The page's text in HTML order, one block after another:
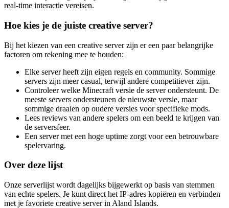
real-time interactie vereisen.
Hoe kies je de juiste creative server?
Bij het kiezen van een creative server zijn er een paar belangrijke
factoren om rekening mee te houden:
Elke server heeft zijn eigen regels en community. Sommige
servers zijn meer casual, terwijl andere competitiever zijn.
Controleer welke Minecraft versie de server ondersteunt. De
meeste servers ondersteunen de nieuwste versie, maar
sommige draaien op oudere versies voor specifieke mods.
Lees reviews van andere spelers om een beeld te krijgen van
de serversfeer.
Een server met een hoge uptime zorgt voor een betrouwbare
spelervaring.
Over deze lijst
Onze serverlijst wordt dagelijks bijgewerkt op basis van stemmen
van echte spelers. Je kunt direct het IP-adres kopiëren en verbinden
met je favoriete creative server in Aland Islands.